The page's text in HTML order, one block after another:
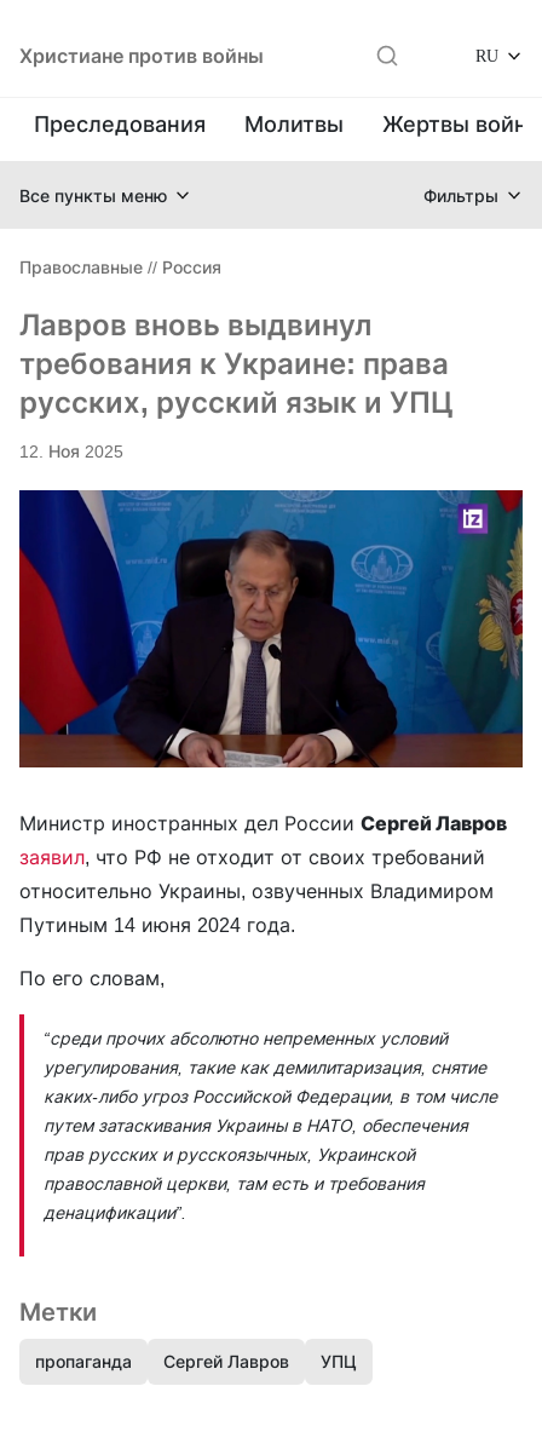
Христиане против войны RU
Преследования Молитвы Жертвы
Все пункты меню Фильтры
Православные // Россия
Лавров вновь выдвинул
требования к Украине: права
русских, русский язык и УПЦ
12. Ноя 2025
Министр иностранных дел России Сергей Лавров
заявил, что РФ не отходит от своих требований
относительно Украины, озвученных Владимиром
Путиным 14 июня 2024 года.
По его словам,
“среди прочих абсолютно непременных условий
урегулирования, такие как демилитаризация, снятие
каких-либо угроз Российской Федерации, в том числе
путем затаскивания Украины в НАТО, обеспечения
прав русских и русскоязычных, Украинской
православной церкви, там есть и требования
денацификации”.
Метки
пропаганда Сергей Лавров УПЦ